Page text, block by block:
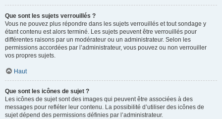
Que sont les sujets verrouillés ?
Vous ne pouvez plus répondre dans les sujets verrouillés et tout sondage y
étant contenu est alors terminé. Les sujets peuvent être verrouillés pour
différentes raisons par un modérateur ou un administrateur. Selon les
permissions accordées par l’administrateur, vous pouvez ou non verrouiller
vos propres sujets.
Haut
Que sont les icônes de sujet ?
Les icônes de sujet sont des images qui peuvent être associées à des
messages pour refléter leur contenu. La possibilité d’utiliser des icônes de
sujet dépend des permissions définies par l’administrateur.